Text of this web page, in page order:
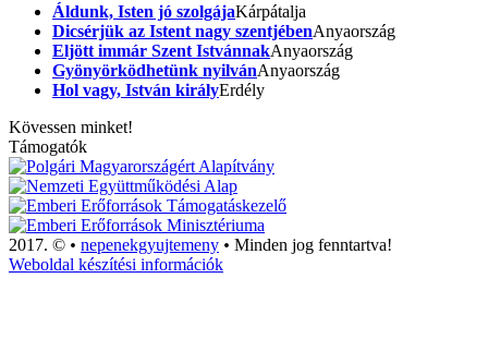
Áldunk, Isten jó szolgájaKárpátalja
Dicsérjük az Istent nagy szentjébenAnyaország
Eljött immár Szent IstvánnakAnyaország
Gyönyörködhetünk nyilvánAnyaország
Hol vagy, István királyErdély
Kövessen minket!
Támogatók
2017. © • nepenekgyujtemeny • Minden jog fenntartva!
Weboldal készítési információk